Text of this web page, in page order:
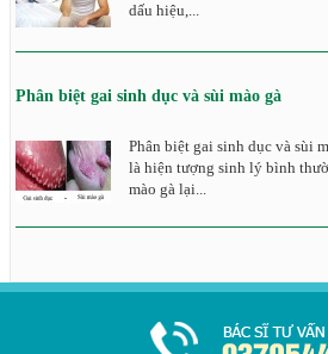
dấu hiệu,...
Phân biệt gai sinh dục và sùi mào gà
Phân biệt gai sinh dục và sùi
là hiện tượng sinh lý bình
mào gà lại...